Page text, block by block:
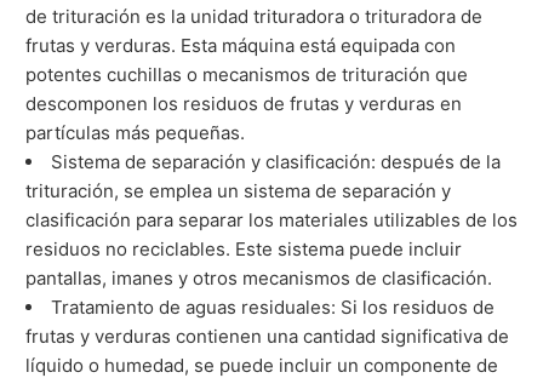
de trituración es la unidad trituradora o trituradora de
frutas y verduras. Esta máquina está equipada con
potentes cuchillas o mecanismos de trituración que
descomponen los residuos de frutas y verduras en
partículas más pequeñas.
Sistema de separación y clasificación: después de la
trituración, se emplea un sistema de separación y
clasificación para separar los materiales utilizables de los
residuos no reciclables. Este sistema puede incluir
pantallas, imanes y otros mecanismos de clasificación.
Tratamiento de aguas residuales: Si los residuos de
frutas y verduras contienen una cantidad significativa de
líquido o humedad, se puede incluir un componente de